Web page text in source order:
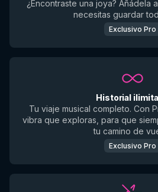
¿Encontraste una joya? Añádela
necesitas guardar
Exclusivo Pro
Historial
Tu viaje musical completo. Con
vibra que exploras, para que
tu camino de
Exclusivo Pro